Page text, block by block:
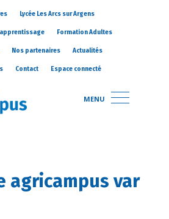
Lycée Les Arcs sur Argens
Formation Adultes
Nos partenaires Actualités
Contact Espace connecté
MENU
agricampus var